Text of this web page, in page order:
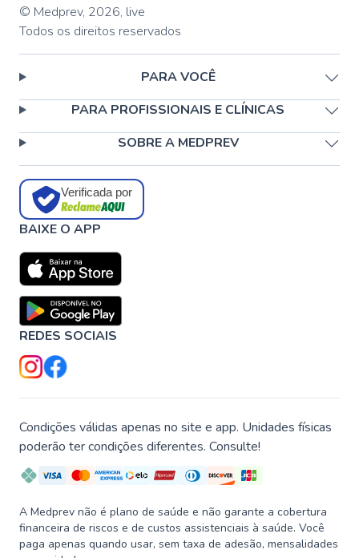
© Medprev, 2026, live
Todos os direitos reservados
PARA VOCÊ
PARA PROFISSIONAIS E CLÍNICAS
SOBRE A MEDPREV
Verificada por
BAIXE O APP
REDES SOCIAIS
Condições válidas apenas no site e app. Unidades físicas
poderão ter condições diferentes. Consulte!
A Medprev não é plano de saúde e não garante a cobertura
financeira de riscos e de custos assistenciais à saúde. Você
paga apenas quando usar, sem taxa de adesão, mensalidades